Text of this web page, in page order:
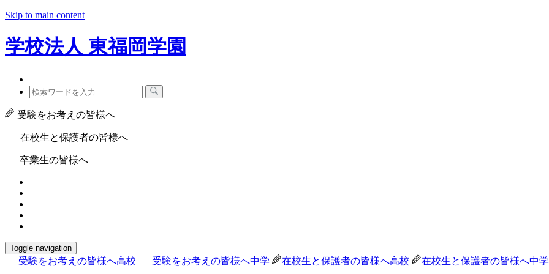
Skip to main content
学校法人 東福岡学園
受験をお考えの皆様へ
在校生と保護者の皆様へ
卒業生の皆様へ
Toggle navigation
受験をお考えの皆様へ高校 受験をお考えの皆様へ中学 在校生と保護者の皆様へ高校 在校生と保護者の皆様へ中学